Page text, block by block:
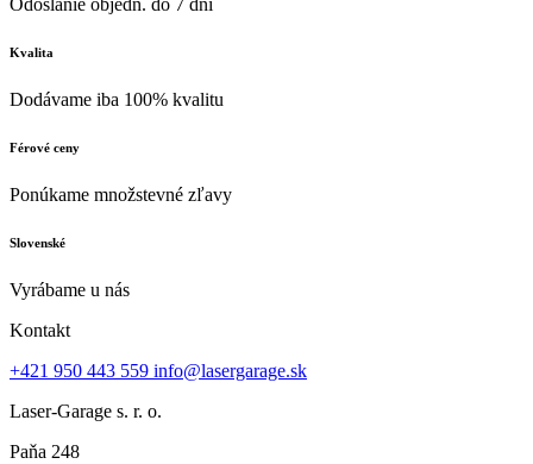
Kvalita
Dodávame iba 100% kvalitu
Férové ceny
Ponúkame množstevné zľavy
Slovenské
Vyrábame u nás
Kontakt
+421 950 443 559 info@lasergarage.sk
Laser-Garage s. r. o.
Paňa 248